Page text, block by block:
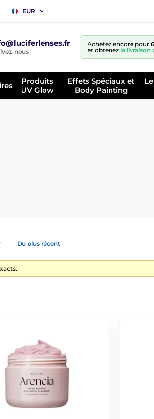
EUR
nous
Achetez encore pour
et obtenez la livraison
Produits
UV Glow
Effets Spéciaux et
Body Painting
Du plus récent